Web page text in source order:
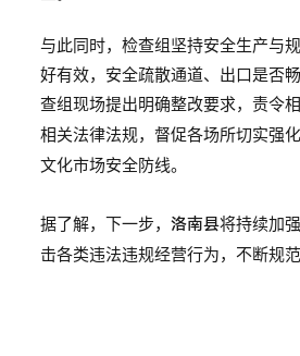
与此同时，检查组坚持安全生产与
好有效，安全疏散通道、出口是否
查组现场提出明确整改要求，责令
相关法律法规，督促各场所切实强
文化市场安全防线。
据了解，下一步， 洛南县将持续加
击各类违法违规经营行为，不断规